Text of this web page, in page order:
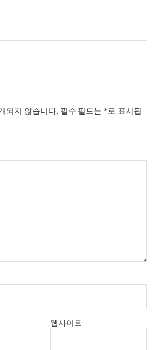
되지 않습니다. 필수 필드는 *로 표시됩
웹사이트